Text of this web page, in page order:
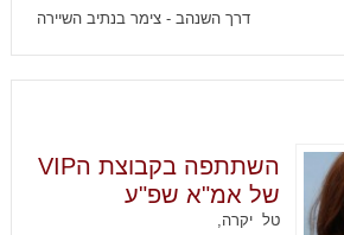
דרך השנהב - צימר בנתיב השיירה
השתתפה בקבוצת הVIP
של אמ"א שפ"ע
טל יקרה,